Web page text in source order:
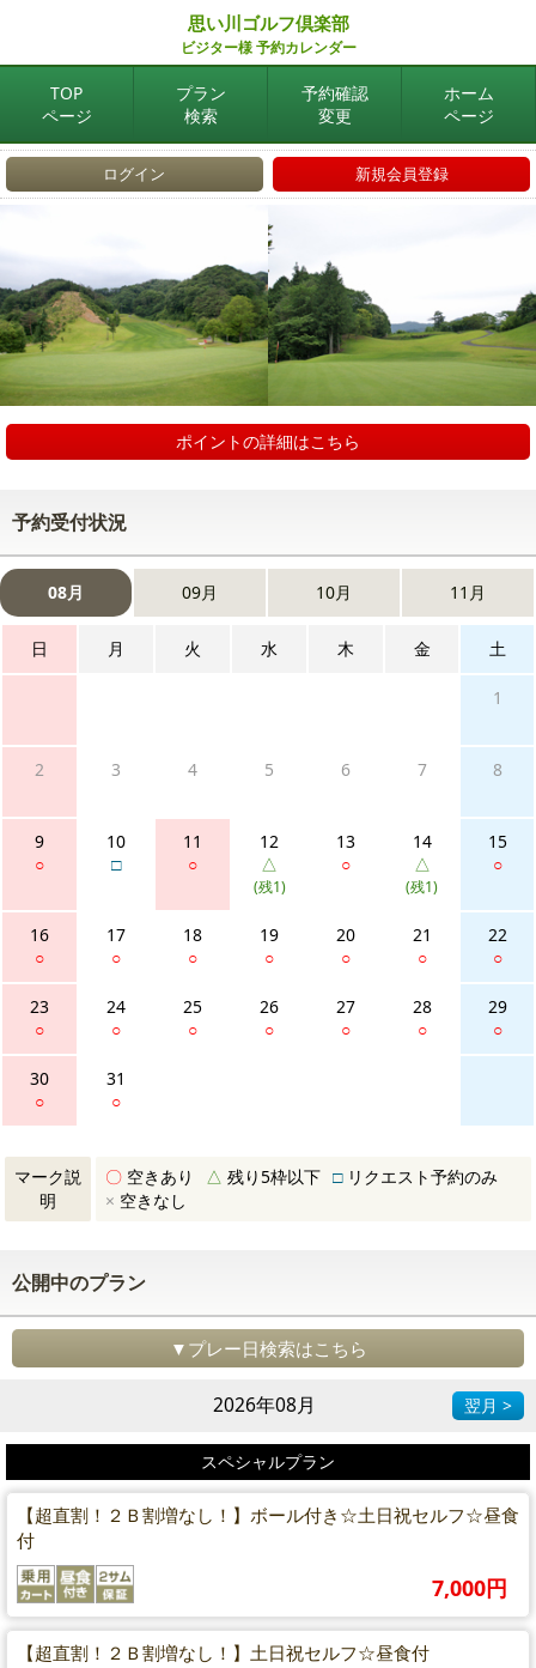
思い川ゴルフ倶楽部
ビジター様 予約カレンダー
TOP
ページ
プラン
検索
予約確認
変更
ホーム
ページ
ログイン 新規会員登録
ポイントの詳細はこちら
予約受付状況
08月 09月 10月 11月
日 月 火 水 木 金 土
1
2 3 4 5 6 7 8
9
○
10
□
11
○
12
△
(残1)
13
○
14
△
(残1)
15
○
16
○
17
○
18
○
19
○
20
○
21
○
22
○
23
○
24
○
25
○
26
○
27
○
28
○
29
○
30
○
31
○
マーク説
明
〇 空きあり △ 残り5枠以下 □リクエスト予約のみ
× 空きなし
公開中のプラン
▼プレー日検索はこちら
2026年08月 翌月 >
スペシャルプラン
【超直割！２Ｂ割増なし！】ボール付き☆土日祝セルフ☆昼食
付
7,000円
【超直割！２Ｂ割増なし！】土日祝セルフ☆昼食付